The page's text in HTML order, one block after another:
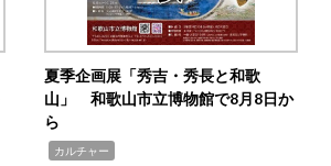
夏季企画展「秀吉・秀長と和歌
山」 和歌山市立博物館で8月8日か
ら
カルチャー